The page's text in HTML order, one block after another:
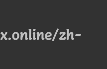
zh-